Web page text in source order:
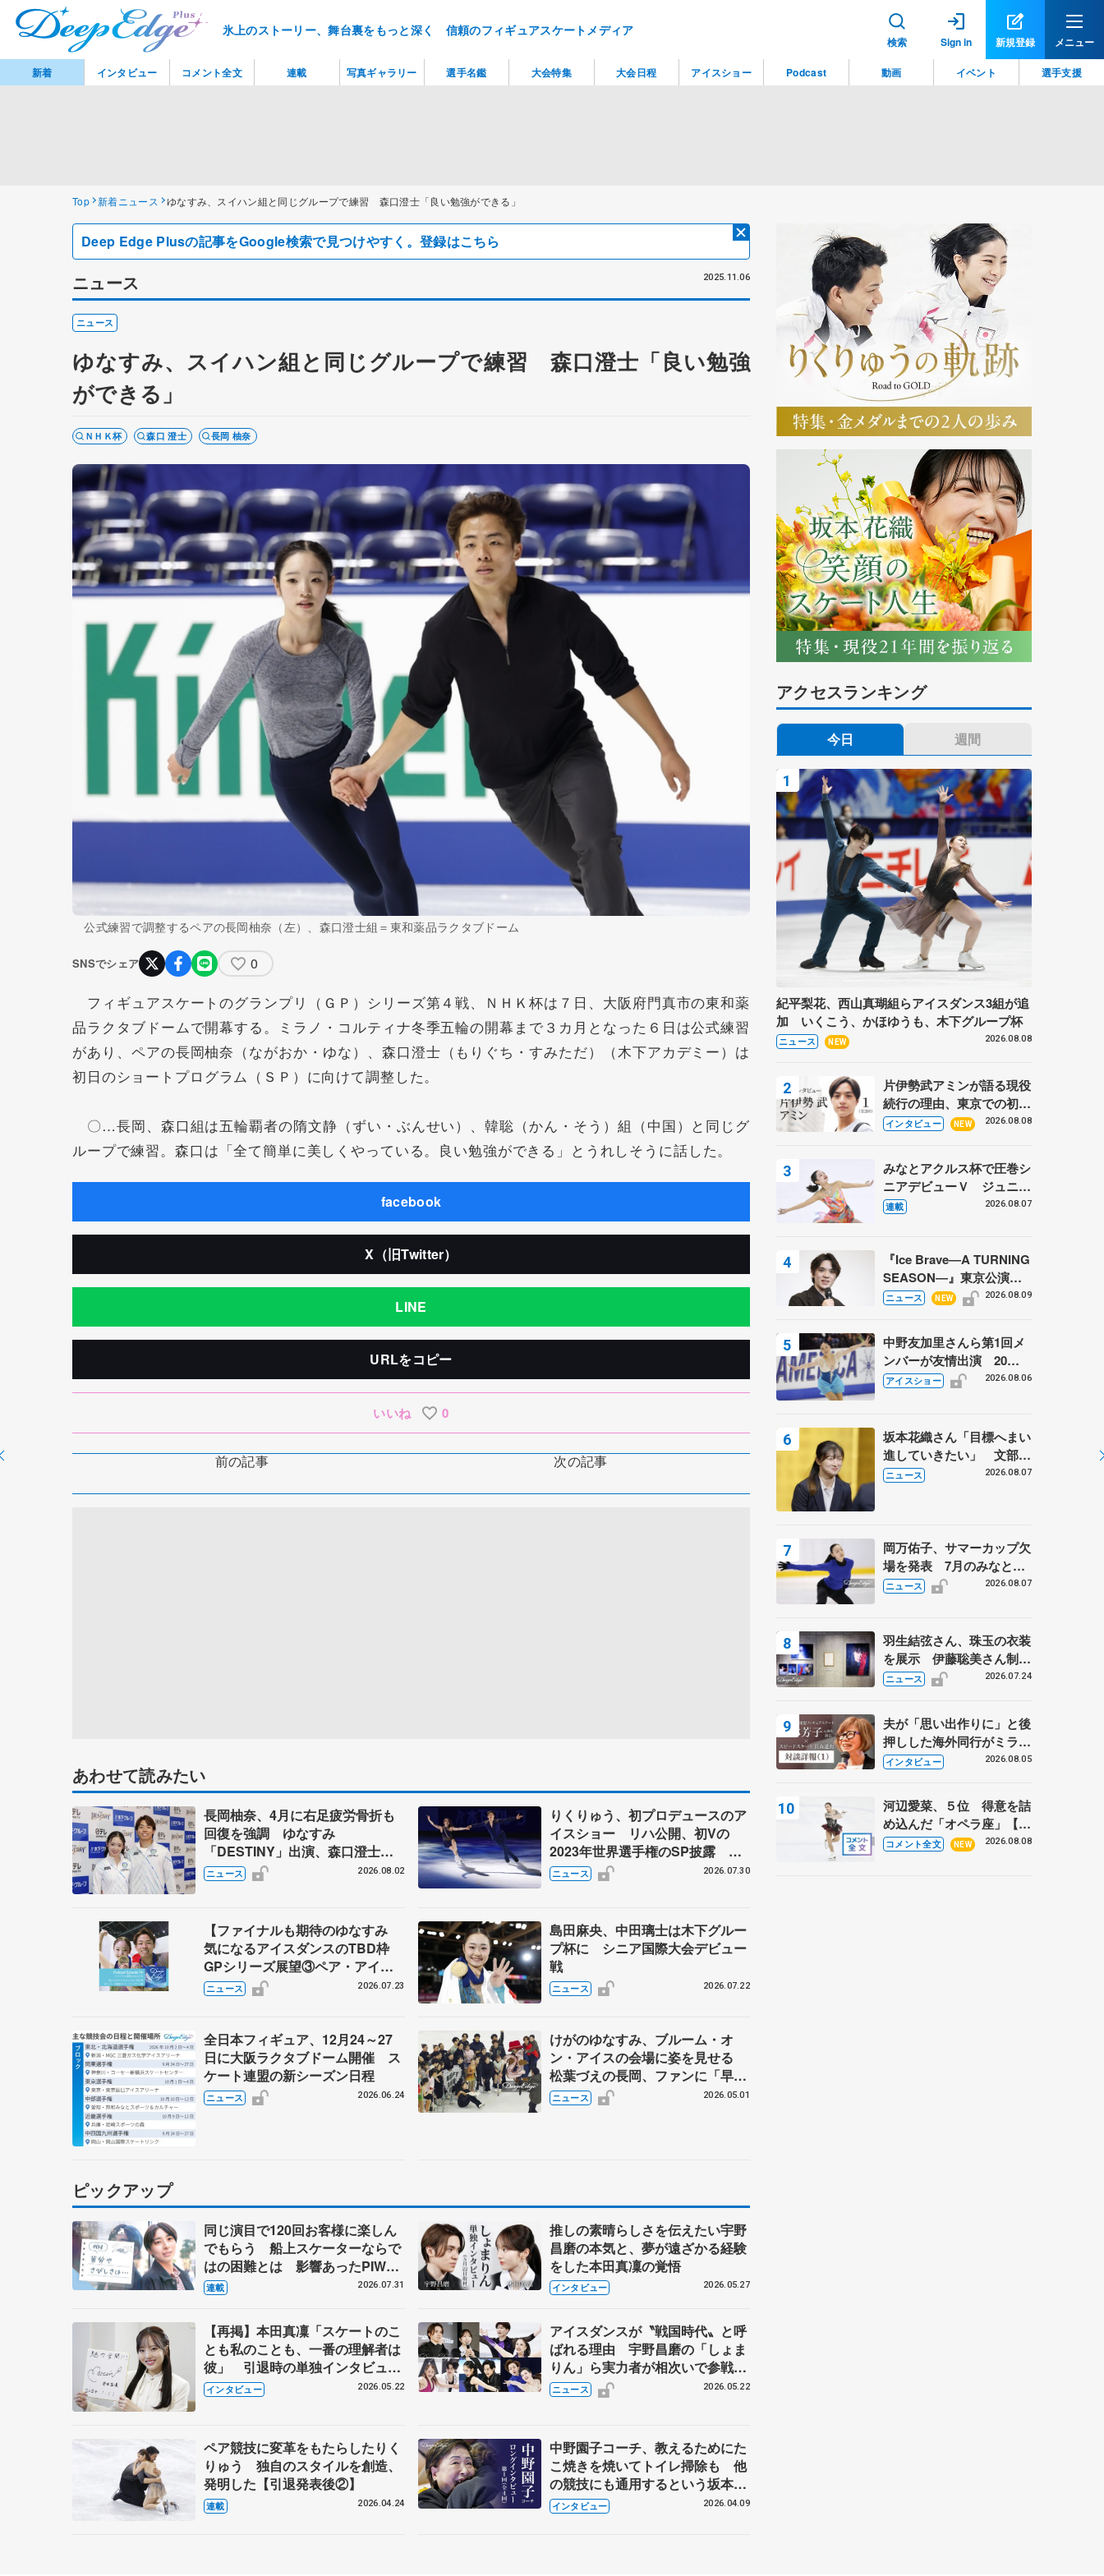
氷上のストーリー、舞台裏をもっと深く 信頼のフィギュアスケートメディア
検索 Sign in 新規登録 メニュー
Top 新着ニュース ゆなすみ、スイハン組と同じグループで練習 森口澄士「良い勉強ができる」
Deep Edge Plusの記事をGoogle検索で見つけやすく。登録はこちら
ニュース 2025.11.06
ニュース
ゆなすみ、スイハン組と同じグループで練習 森口澄士「良い勉強
ができる」
ＮＨＫ杯 森口 澄士 長岡 柚奈
公式練習で調整するペアの長岡柚奈（左）、森口澄士組＝東和薬品ラクタブドーム
SNSでシェア 0
フィギュアスケートのグランプリ（ＧＰ）シリーズ第４戦、ＮＨＫ杯は７日、大阪府門真市の東和薬
品ラクタブドームで開幕する。ミラノ・コルティナ冬季五輪の開幕まで３カ月となった６日は公式練習
があり、ペアの長岡柚奈 （ながおか・ゆな）、 森口澄士 （もりぐち・すみただ）（木下アカデミー）は
初日のショートプログラム（ＳＰ）に向けて調整した。
〇…長岡、森口組は五輪覇者の隋文静（ずい・ぶんせい）、韓聡（かん・そう）組（中国）と同じグ
ループで練習。森口は「全て簡単に美しくやっている。良い勉強ができる」とうれしそうに話した。
facebook
X（旧Twitter）
LINE
URLをコピー
いいね 0
前の記事 次の記事
あわせて読みたい
長岡柚奈、4月に右足疲労骨折も
回復を強調 ゆなすみ
「DESTINY」出演、森口澄士
「力を合わせて」
ニュース 2026.08.02
りくりゅう、初プロデュースのア
イスショー リハ公開、初Vの
2023年世界選手権のSP披露 ハ
ゼボロ、チョクベイら豪華メンバ
ーが来日
ニュース 2026.07.30
【ファイナルも期待のゆなすみ
気になるアイスダンスのTBD枠
GPシリーズ展望③ペア・アイス
ダンス編】 ポッドキャスト#74
を配信
ニュース 2026.07.23
島田麻央、中田璃士は木下グルー
プ杯に シニア国際大会デビュー
戦
ニュース 2026.07.22
全日本フィギュア、12月24～27
日に大阪ラクタブドーム開催 ス
ケート連盟の新シーズン日程
ニュース 2026.06.24
けがのゆなすみ、ブルーム・オ
ン・アイスの会場に姿を見せる
松葉づえの長岡、ファンに「早く
治して、また元気に滑りたい」
ニュース 2026.05.01
ピックアップ
同じ演目で120回お客様に楽しん
でもらう 船上スケーターならで
はの困難とは 影響あったPIW前
キャプテン松永さんの存在
連載 2026.07.31
推しの素晴らしさを伝えたい宇野
昌磨の本気と、夢が遠ざかる経験
をした本田真凜の覚悟
インタビュー 2026.05.27
【再掲】本田真凜「スケートのこ
とも私のことも、一番の理解者は
彼」 引退時の単独インタビュー
で語った競技人生や家族、恋人、
これからの夢…
インタビュー 2026.05.22
アイスダンスが〝戦国時代〟と呼
ばれる理由 宇野昌磨の「しょま
りん」ら実力者が相次いで参戦
国内の競争激化
ニュース 2026.05.22
ペア競技に変革をもたらしたりく
りゅう 独自のスタイルを創造、
発明した【引退発表後②】
連載 2026.04.24
中野園子コーチ、教えるためにた
こ焼きを焼いてトイレ掃除も 他
の競技にも通用するという坂本花
織の筋肉
インタビュー 2026.04.09
アクセスランキング
今日 週間
紀平梨花、西山真瑚組らアイスダンス3組が追
加 いくこう、かほゆうも、木下グループ杯
ニュース NEW 2026.08.08
片伊勢武アミンが語る現役
続行の理由、東京での初め
ての一人暮らし 注目スケ
インタビュー NEW 2026.08.08
みなとアクルス杯で圧巻シ
ニアデビューＶ ジュニア
で４シーズン無敗の島田麻
連載 2026.08.07
『Ice Brave―A TURNING
SEASON―』東京公演が
開幕、宇野昌磨の『Ice
る記事 5選
ニュース NEW 2026.08.09
中野友加里さんら第1回メ
ンバーが友情出演 20周
年の「フレンズオンアイ
アイスショー 2026.08.06
坂本花織さん「目標へまい
進していきたい」 文部科
学省スポーツ表彰式で代表
ニュース 2026.08.07
岡万佑子、サマーカップ欠
場を発表 7月のみなとア
クルス杯は腰痛の影響で
ニュース 2026.08.07
羽生結弦さん、珠玉の衣装
を展示 伊藤聡美さん制作
の一点もの、矢口亨さんが
ニュース 2026.07.24
夫が「思い出作りに」と後
押しした海外同行がミラノ
まで… 繁華街のリンクで
に 小林芳子さんが振り返
るスケート人生
インタビュー 2026.08.05
河辺愛菜、５位 得意を詰
め込んだ「オペラ座」【み
なとアクルス杯フリー】
コメント全文 NEW 2026.08.08
新着 インタビュー コメント全文 連載 写真ギャラリー 選手名鑑 大会特集 大会日程 アイスショー Podcast 動画 イベント 選手支援